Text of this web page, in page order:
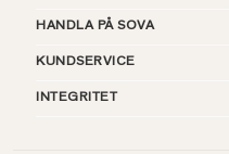
HANDLA PÅ SOVA
KUNDSERVICE
INTEGRITET